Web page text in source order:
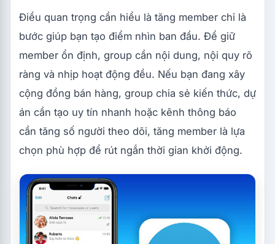
Điều quan trọng cần hiểu là tăng member chỉ là
bước giúp bạn tạo điểm nhìn ban đầu. Để giữ
member ổn định, group cần nội dung, nội quy rõ
ràng và nhịp hoạt động đều. Nếu bạn đang xây
cộng đồng bán hàng, group chia sẻ kiến thức, dự
án cần tạo uy tín nhanh hoặc kênh thông báo
cần tăng số người theo dõi, tăng member là lựa
chọn phù hợp để rút ngắn thời gian khởi động.